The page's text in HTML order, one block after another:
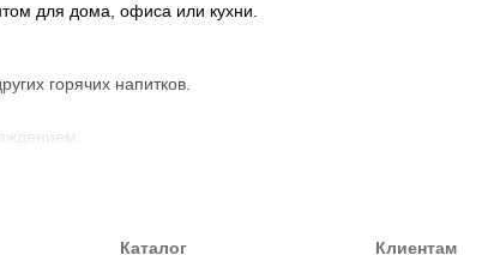
для дома, офиса или кухни.
горячих напитков.
Каталог Клиентам